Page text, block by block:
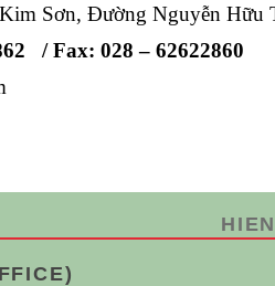
Sơn, Đường Nguyễn Hữu
/ Fax: 028 – 62622860